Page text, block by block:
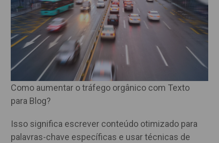
Como aumentar o tráfego orgânico com Texto
para Blog?
Isso significa escrever conteúdo otimizado para
palavras-chave específicas e usar técnicas de